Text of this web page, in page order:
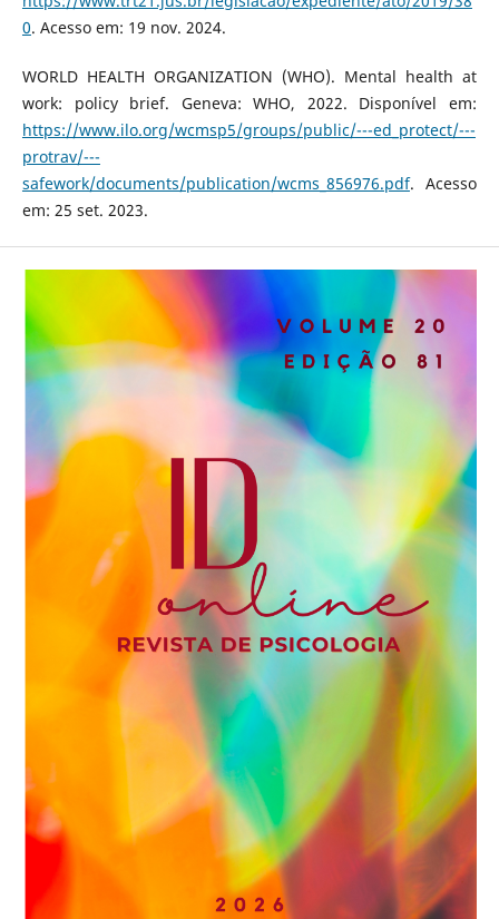
0. Acesso em: 19 nov. 2024.
WORLD HEALTH ORGANIZATION (WHO). Mental health at
work: policy brief. Geneva: WHO, 2022. Disponível em:
https://www.ilo.org/wcmsp5/groups/public/---ed_protect/---
protrav/---
safework/documents/publication/wcms_856976.pdf. Acesso
em: 25 set. 2023.